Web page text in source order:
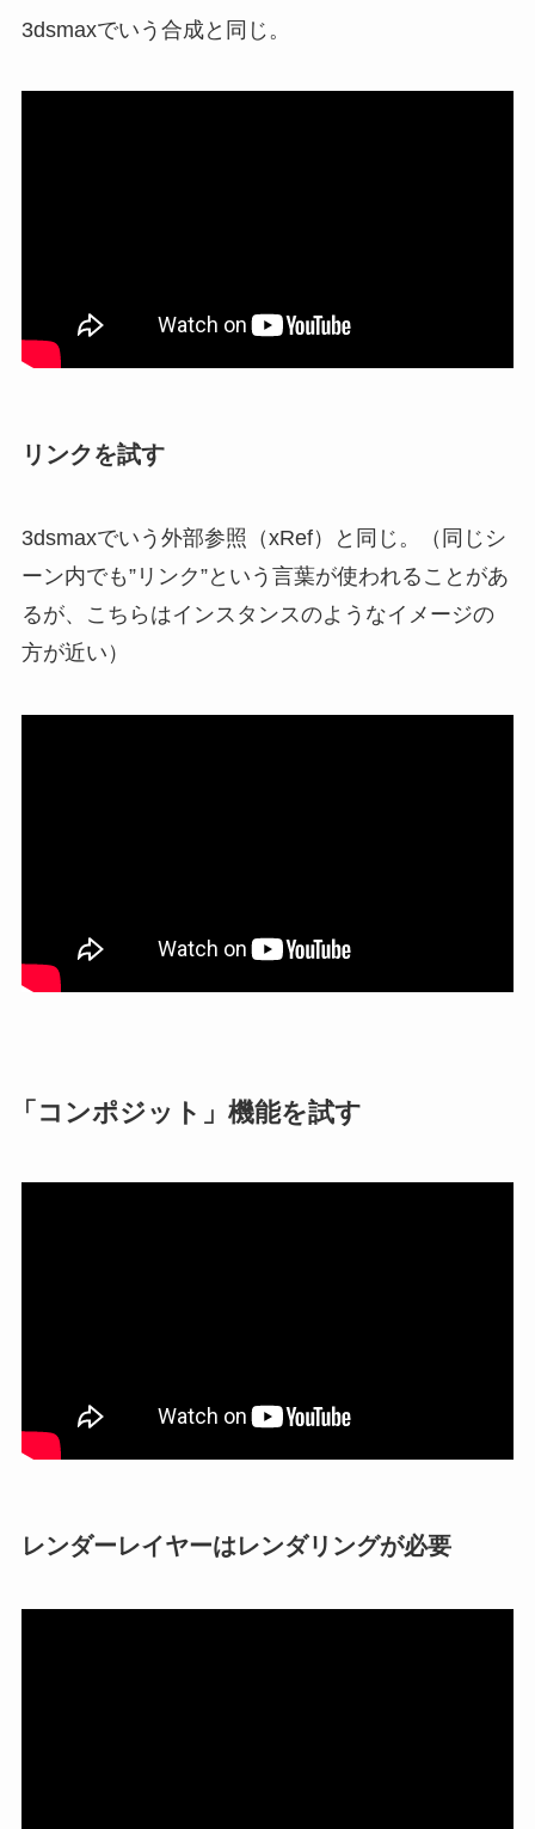
3dsmaxでいう合成と同じ。
リンクを試す
3dsmaxでいう外部参照（xRef）と同じ。（同じシ
ーン内でも”リンク”という言葉が使われることがあ
るが、こちらはインスタンスのようなイメージの
方が近い）
「コンポジット」機能を試す
レンダーレイヤーはレンダリングが必要